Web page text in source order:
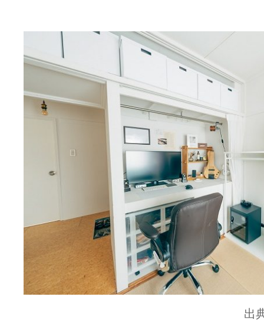
出